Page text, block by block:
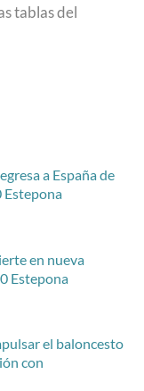
tablas del
a España de
Estepona
en nueva
Estepona
el baloncesto
con